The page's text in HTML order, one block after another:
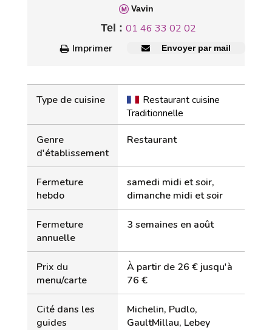
Vavin
Tel : 01 46 33 02 02
Imprimer
Envoyer par mail
Type de cuisine
Restaurant cuisine
Traditionnelle
Genre
d'établissement
Restaurant
Fermeture
hebdo
samedi midi et soir,
dimanche midi et soir
Fermeture
annuelle
3 semaines en août
Prix du
menu/carte
À partir de 26 € jusqu'à
76 €
Cité dans les
guides
Michelin, Pudlo,
GaultMillau, Lebey